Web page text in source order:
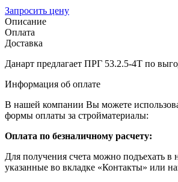
Запросить цену
Описание
Оплата
Доставка
Данарт предлагает ПРГ 53.2.5-4Т по
Информация об оплате
В нашей компании Вы можете
формы оплаты за стройматериалы:
Оплата по безналичному расчету:
Для получения счета можно подъехать
указанные во вкладке «Контакты» или